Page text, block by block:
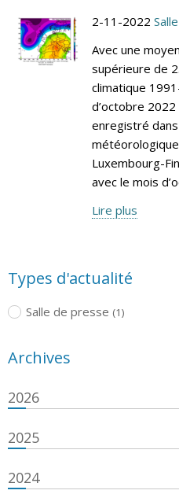
2-11-2022
Avec une
supérieure de
climatique
d’octobre
enregistré
Luxembourg-
avec le mois
Lire plus
Types d'actualité
Salle de presse (1)
Archives
2026
2025
2024